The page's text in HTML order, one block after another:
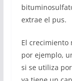
extrae el pus.
El crecimiento
por ejemplo,
si se utiliza